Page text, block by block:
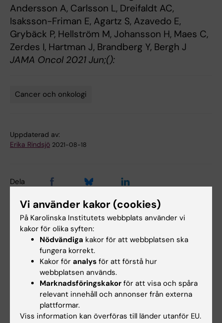
Andersson A, Carlsson L, Dreifaldt AC,
Isaksson-Friman E, Agartz S, Azavedo E,
Grybäck P, Hellström M, Johansson H, Maes C,
Zerdes I, Hartman J, Brandberg Y, Bergh J
JAMA Oncol 2021 Jun;():
Cancer och onkologi
Uppdaterad av:
Erika Rindsjö 2021-08-18
Dela
Relaterade artiklar
7 aug 2026 5 aug 2026
Vi använder kakor (cookies)
På Karolinska Institutets webbplats använder vi
kakor för olika syften:
Nödvändiga kakor för att webbplatsen ska
fungera korrekt.
Kakor för analys för att förstå hur
webbplatsen används.
Marknadsföringskakor för att visa och spåra
relevant innehåll och annonser från externa
plattformar.
Viss information kan överföras till länder utanför EU.